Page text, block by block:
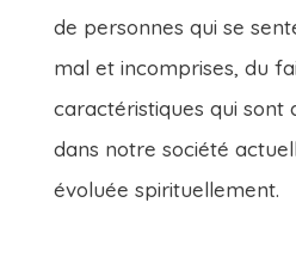
de personnes qui se
mal et incomprises, du
caractéristiques qui sont
dans notre société
évoluée spirituellement.